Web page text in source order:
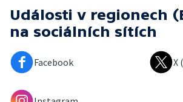
Události v regionech
na sociálních sítích
Facebook X